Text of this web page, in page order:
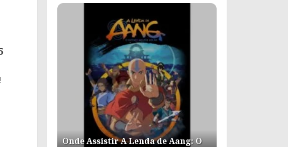
Onde Assistir A Lenda de Aang: O